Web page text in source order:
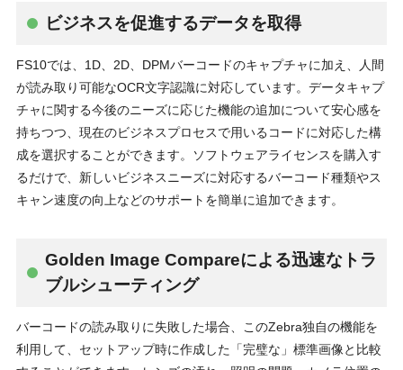
ビジネスを促進するデータを取得
FS10では、1D、2D、DPMバーコードのキャプチャに加え、人間
が読み取り可能なOCR文字認識に対応しています。データキャプ
チャに関する今後のニーズに応じた機能の追加について安心感を
持ちつつ、現在のビジネスプロセスで用いるコードに対応した構
成を選択することができます。ソフトウェアライセンスを購入す
るだけで、新しいビジネスニーズに対応するバーコード種類やス
キャン速度の向上などのサポートを簡単に追加できます。
Golden Image Compareによる迅速なトラ
ブルシューティング
バーコードの読み取りに失敗した場合、このZebra独自の機能を
利用して、セットアップ時に作成した「完璧な」標準画像と比較